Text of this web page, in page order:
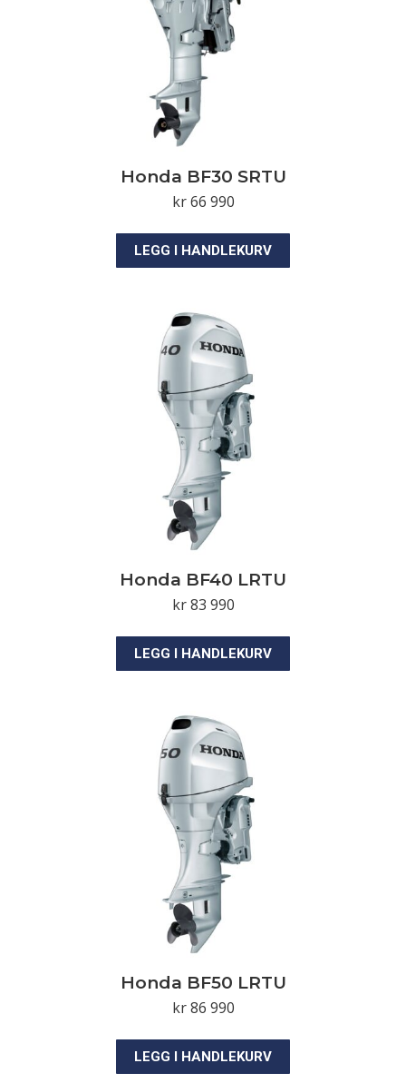
Honda BF30 SRTU
kr66 990
LEGG I HANDLEKURV
Honda BF40 LRTU
kr83 990
LEGG I HANDLEKURV
Honda BF50 LRTU
kr86 990
LEGG I HANDLEKURV